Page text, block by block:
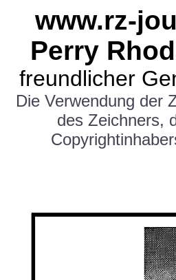
www.rz-
Perry
freundlicher
Die Verwendung der
des Zeichners,